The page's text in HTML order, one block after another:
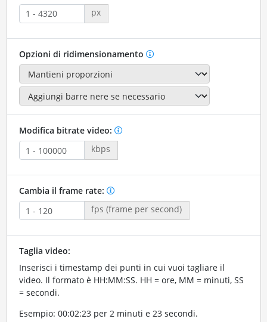
px
Opzioni di ridimensionamento
Modifica bitrate video:
kbps
Cambia il frame rate:
fps (frame per second)
Taglia video:
Inserisci i timestamp dei punti in cui vuoi tagliare il
video. Il formato è HH:MM:SS. HH = ore, MM = minuti, SS
= secondi.
Esempio: 00:02:23 per 2 minuti e 23 secondi.